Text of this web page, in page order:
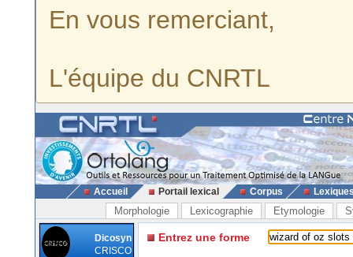
En vous remerciant,
L'équipe du CNRTL
Accueil Portail lexical Corpus
Morphologie Lexicographie Etymologie
Dicosyn
CRISCO
Entrez une forme